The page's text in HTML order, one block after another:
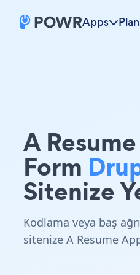
Apps
A
Form
Sitenize
Kodlama veya baş
sitenize A Resume